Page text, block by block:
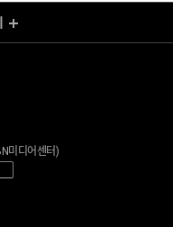
Shop
미디어센터)